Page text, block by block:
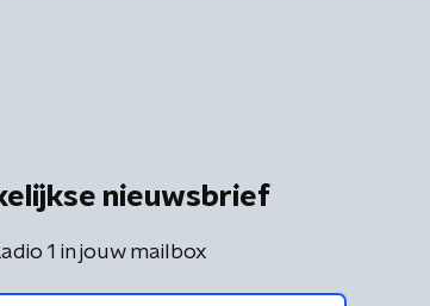
nieuwsbrief
1 in jouw mailbox